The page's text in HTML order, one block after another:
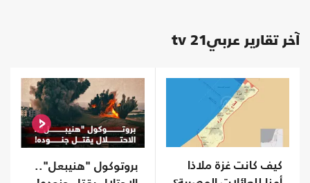
آخر تقارير عربي21 tv
كيف كانت غزة ملاذا
بروتوكول "هنيبعل"..